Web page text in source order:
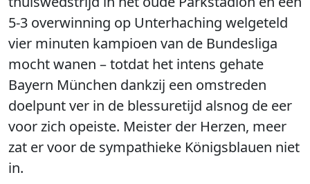
5-3 overwinning op Unterhaching welgeteld
vier minuten kampioen van de Bundesliga
mocht wanen – totdat het intens gehate
Bayern München dankzij een omstreden
doelpunt ver in de blessuretijd alsnog de eer
voor zich opeiste. Meister der Herzen, meer
zat er voor de sympathieke Königsblauen niet
in.